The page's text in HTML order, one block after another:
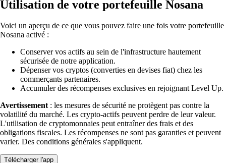
Utilisation de votre portefeuille Nosana
Voici un aperçu de ce que vous pouvez faire une fois votre portefeuille
Nosana activé :
Conserver vos actifs au sein de l'infrastructure hautement
sécurisée de notre application.
Dépenser vos cryptos (converties en devises fiat) chez les
commerçants partenaires.
Accumuler des récompenses exclusives en rejoignant Level Up.
Avertissement : les mesures de sécurité ne protègent pas contre la
volatilité du marché. Les crypto-actifs peuvent perdre de leur valeur.
L'utilisation de cryptomonnaies peut entraîner des frais et des
obligations fiscales. Les récompenses ne sont pas garanties et peuvent
varier. Des conditions générales s'appliquent.
Télécharger l'app